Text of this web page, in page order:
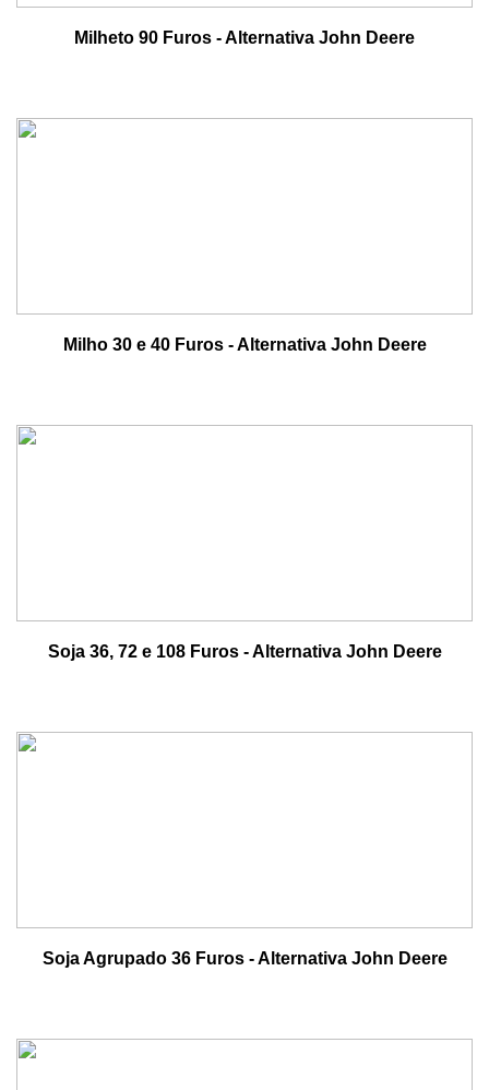
Milheto 90 Furos - Alternativa John Deere
Milho 30 e 40 Furos - Alternativa John Deere
Soja 36, 72 e 108 Furos - Alternativa John Deere
Soja Agrupado 36 Furos - Alternativa John Deere